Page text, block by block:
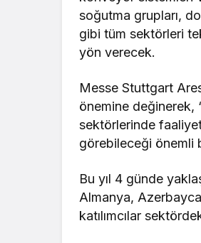
soğutma grupları,
gibi tüm sektörleri
yön verecek.
Messe Stuttgart
önemine değinerek,
sektörlerinde
görebileceği önemli
Bu yıl 4 günde
Almanya,
katılımcılar